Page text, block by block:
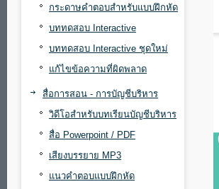
กระดาษคำตอบสำหรับแบบฝึกหัด
บททดสอบ Interactive
บททดสอบ Interactive ชุดใหม่
แก้ไขข้อความที่ผิดพลาด
สื่อการสอน - การบัญชีบริหาร
วิดีโอสำหรับบทเรียนบัญชีบริหาร
สื่อ Powerpoint / PDF
เสียงบรรยาย MP3
แนวคำตอบแบบฝึกหัด